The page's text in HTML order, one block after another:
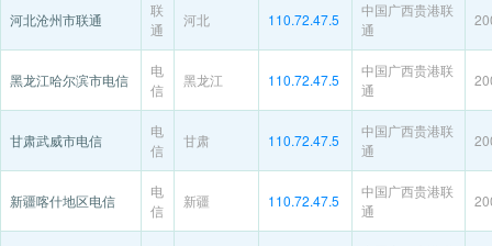
河北沧州市联通
联
通
河北 110.72.47.5
中国广西贵港联
通
黑龙江哈尔滨市电信
电
信
黑龙江 110.72.47.5
中国广西贵港联
通
甘肃武威市电信
电
信
甘肃 110.72.47.5
中国广西贵港联
通
新疆喀什地区电信
电
信
新疆 110.72.47.5
中国广西贵港联
通